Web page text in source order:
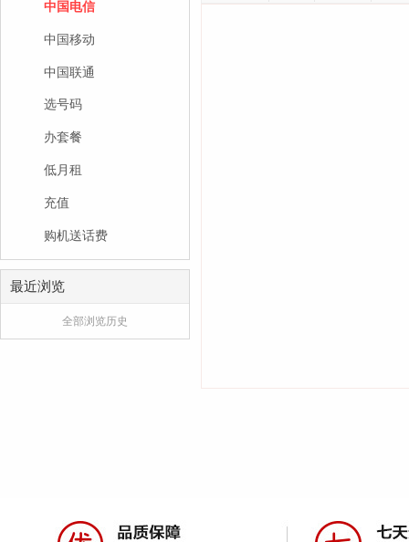
中国电信
中国移动
中国联通
选号码
办套餐
低月租
充值
购机送话费
最近浏览
全部浏览历史